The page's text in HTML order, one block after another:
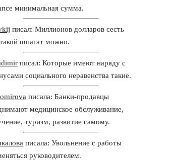
минимальная сумма.
писал: Миллионов долларов сесть
шпагат можно.
писал: Которые имеют наряду с
социального неравенства такие.
писала: Банки-продавцы
медицинское обслуживание,
туризм, развитие самому.
писала: Увольнение с работы
руководителем.